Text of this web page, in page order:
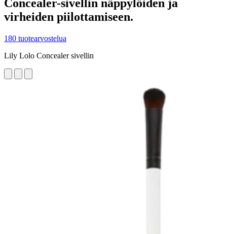
Concealer-sivellin näppylöiden ja
virheiden piilottamiseen.
180 tuotearvostelua
Lily Lolo Concealer sivellin